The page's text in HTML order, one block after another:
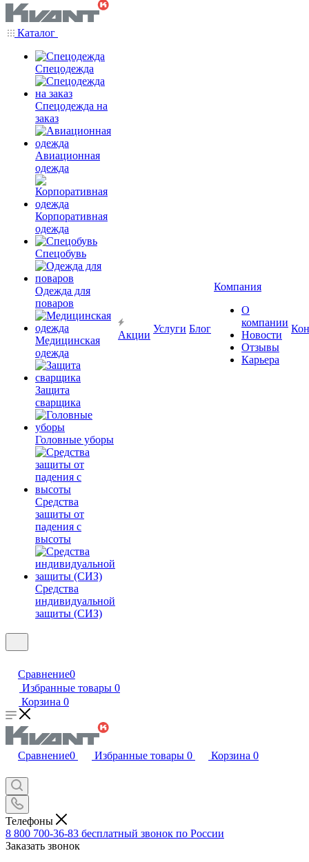
Каталог
Спецодежда
Спецодежда на
заказ
Авиационная
одежда
Корпоративная
одежда
Спецобувь
Одежда для
поваров
Медицинская
одежда
Защита
сварщика
Головные уборы
Средства
защиты от
падения с
высоты
Средства
индивидуальной
защиты (СИЗ)
Акции
Услуги Блог
Компания
О
компании
Новости
Отзывы
Карьера
Сравнение0
Избранные товары 0
Корзина 0
Сравнение0 Избранные товары 0 Корзина 0
Телефоны
8 800 700-36-83 бесплатный звонок по России
Заказать звонок